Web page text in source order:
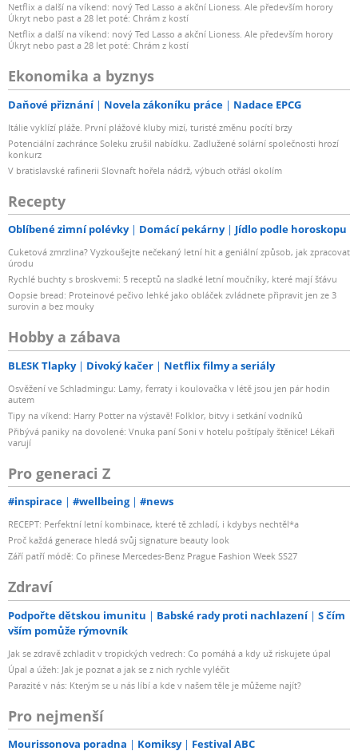
Netflix a další na víkend: nový Ted Lasso a akční Lioness. Ale především horory
Úkryt nebo past a 28 let poté: Chrám z kostí
Netflix a další na víkend: nový Ted Lasso a akční Lioness. Ale především horory
Úkryt nebo past a 28 let poté: Chrám z kostí
Ekonomika a byznys
Daňové přiznání Novela zákoníku práce Nadace EPCG
Itálie vyklízí pláže. První plážové kluby mizí, turisté změnu pocítí brzy
Potenciální zachránce Soleku zrušil nabídku. Zadlužené solární společnosti hrozí
konkurz
V bratislavské rafinerii Slovnaft hořela nádrž, výbuch otřásl okolím
Recepty
Oblíbené zimní polévky Domácí pekárny Jídlo podle horoskopu
Cuketová zmrzlina? Vyzkoušejte nečekaný letní hit a geniální způsob, jak zpracovat
úrodu
Rychlé buchty s broskvemi: 5 receptů na sladké letní moučníky, které mají šťávu
Oopsie bread: Proteinové pečivo lehké jako obláček zvládnete připravit jen ze 3
surovin a bez mouky
Hobby a zábava
BLESK Tlapky Divoký kačer Netflix filmy a seriály
Osvěžení ve Schladmingu: Lamy, ferraty i koulovačka v létě jsou jen pár hodin
autem
Tipy na víkend: Harry Potter na výstavě! Folklor, bitvy i setkání vodníků
Přibývá paniky na dovolené: Vnuka paní Soni v hotelu poštípaly štěnice! Lékaři
varují
Pro generaci Z
#inspirace #wellbeing #news
RECEPT: Perfektní letní kombinace, které tě zchladí, i kdybys nechtěl*a
Proč každá generace hledá svůj signature beauty look
Září patří módě: Co přinese Mercedes-Benz Prague Fashion Week SS27
Zdraví
Podpořte dětskou imunitu Babské rady proti nachlazení
S čím
vším pomůže rýmovník
Jak se zdravě zchladit v tropických vedrech: Co pomáhá a kdy už riskujete úpal
Úpal a úžeh: Jak je poznat a jak se z nich rychle vyléčit
Parazité v nás: Kterým se u nás líbí a kde v našem těle je můžeme najít?
Pro nejmenší
Mourissonova poradna Komiksy Festival ABC